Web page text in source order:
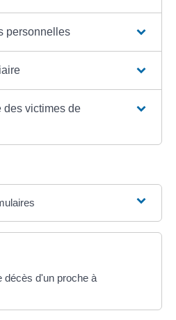
personnelles
des victimes de
décès d'un proche à